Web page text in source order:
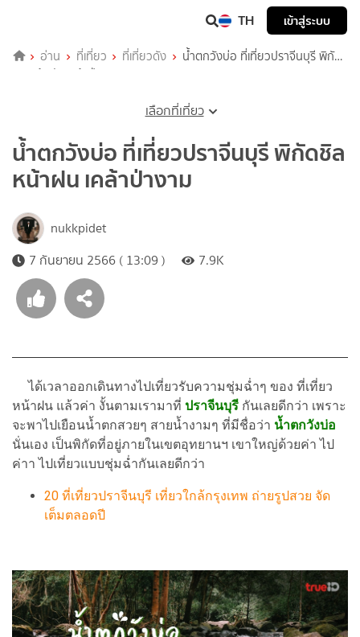
TH เข้าสู่ระบบ
อ่าน ที่เที่ยว ที่เที่ยวดัง
น้ำตกวังบ่อ ที่เที่ยวปราจีนบุรี พิกัด
ชิล หน้าฝน เคล้าป่างาม
เลือกที่เที่ยว
น้ำตกวังบ่อ ที่เที่ยวปราจีนบุรี พิกัดชิล
หน้าฝน เคล้าป่างาม
nukkpidet
7 กันยายน 2566 ( 13:09 )
7.9K
ได้เวลาออกเดินทางไปเที่ยวรับความชุ่มฉ่ำๆ ของ ที่เที่ยว
หน้าฝน แล้วค่า งั้นตามเรามาที่ ปราจีนบุรี กันเลยดีกว่า เพราะ
จะพาไปเยือนน้ำตกสวยๆ สายน้ำงามๆ ที่มีชื่อว่า น้ำตกวังบ่อ
นั่นเอง เป็นพิกัดที่อยู่ภายในเขตอุทยานฯ เขาใหญ่ด้วยค่า ไป
ค่าา ไปเที่ยวแบบชุ่มฉ่ำกันเลยดีกว่า
20 ที่เที่ยวปราจีนบุรี เที่ยวใกล้กรุงเทพ ถ่ายรูปสวย จัด
เต็มตลอดปี